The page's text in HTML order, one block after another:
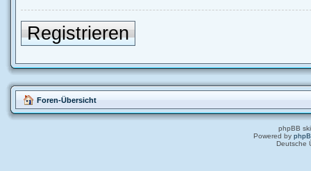
Registrieren
Foren-Übersicht
phpBB
Powered by
Deutsche